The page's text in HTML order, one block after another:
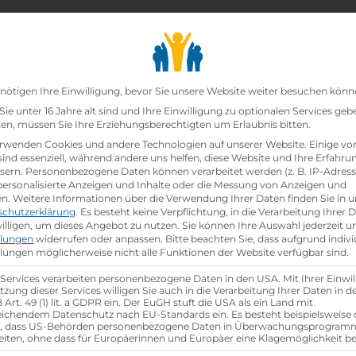
Lehrbetriebesearch
GmbH
groupAnzahl Mitarbeiter
ca. 6.100 in Österreich
Tage
Datenschutz-
Ihre Einwilligung, bevor Sie unsere Website weiter besuchen
unter 16 Jahre alt sind und Ihre Einwilligung zu optionalen Services
müssen Sie Ihre Erziehungsberechtigten um Erlaubnis bitten.
Cookies und andere Technologien auf unserer Website. Einige
essenziell, während andere uns helfen, diese Website und Ihre
Personenbezogene Daten können verarbeitet werden (z. B. IP-
Anzeigen und Inhalte oder die Messung von Anzeigen und
Weitere Informationen über die Verwendung Ihrer Daten finden Sie in
. Es besteht keine Verpflichtung, in die Verarbeitung Ihrer
um dieses Angebot zu nutzen. Sie können Ihre Auswahl jederzeit
widerrufen oder anpassen. Bitte beachten Sie, dass aufgrund
möglicherweise nicht alle Funktionen der Website verfügbar sind.
verarbeiten personenbezogene Daten in den USA. Mit Ihrer
dieser Services willigen Sie auch in die Verarbeitung Ihrer Daten in
Art. 49 (1) lit. a GDPR ein. Der EuGH stuft die USA als ein Land mit
Datenschutz nach EU-Standards ein. Es besteht beispielsweise
dass US-Behörden personenbezogene Daten in
ohne dass für Europäerinnen und Europäer eine Klagemöglichkeit